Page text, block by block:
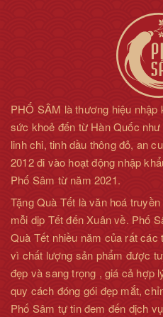
PHỐ SÂM là thương hiệu nhập
sức khoẻ đến từ Hàn Quốc
linh chi, tinh dầu thông đỏ, an
2012 đi vào hoạt động nhập
Phố Sâm từ năm 2021.
Tặng Quà Tết là văn hoá
mỗi dịp Tết đến Xuân về. Phố
Quà Tết nhiều năm của rất
vì chất lượng sản phẩm được
đẹp và sang trọng , giá cả hợp
quy cách đóng gói đẹp mắt,
Phố Sâm tự tin đem đến dịch